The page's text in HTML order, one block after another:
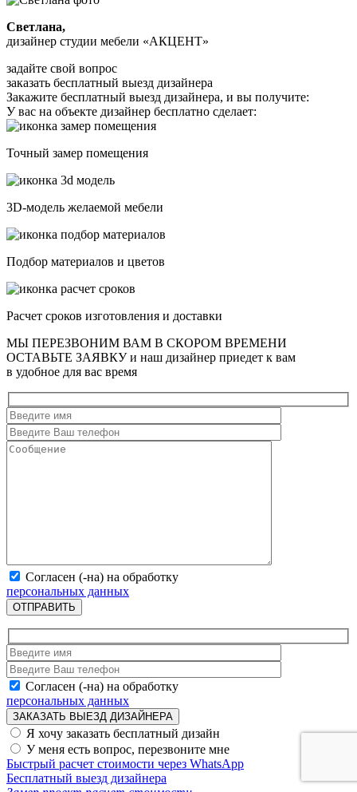
Светлана,
дизайнер студии мебели «АКЦЕНТ»
задайте свой вопрос
заказать бесплатный выезд дизайнера
Закажите бесплатный выезд дизайнера, и вы получите:
У вас на объекте дизайнер бесплатно сделает:
Точный замер помещения
3D-модель желаемой мебели
Подбор материалов и цветов
Расчет сроков изготовления и доставки
МЫ ПЕРЕЗВОНИМ ВАМ В СКОРОМ ВРЕМЕНИ
ОСТАВЬТЕ ЗАЯВКУи наш дизайнер приедет к вам
в удобное для вас время
Согласен (-на) на обработку
персональных данных
ОТПРАВИТЬ
Согласен (-на) на обработку
персональных данных
ЗАКАЗАТЬ ВЫЕЗД ДИЗАЙНЕРА
Я хочу заказать бесплатный дизайн
У меня есть вопрос, перезвоните мне
Быстрый расчет стоимости через WhatsApp
Бесплатный выезд дизайнера